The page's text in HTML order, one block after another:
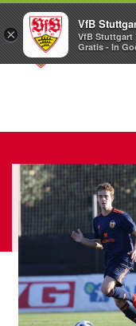
×
VfB
VfB Stuttgart
Gratis - In